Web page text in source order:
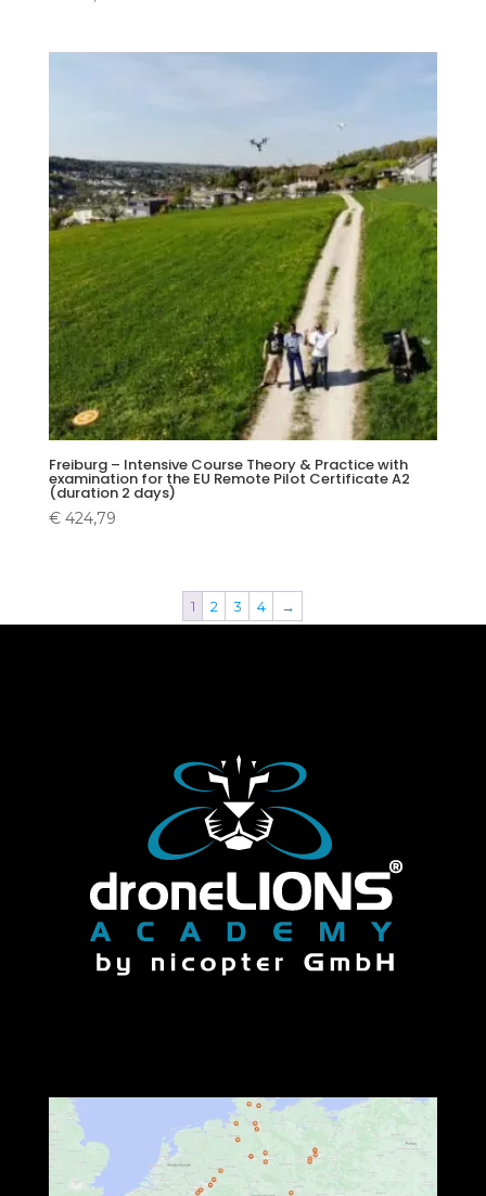
Freiburg – Intensive Course Theory & Practice with
examination for the EU Remote Pilot Certificate A2
(duration 2 days)
€424,79
1 2 3 4 →